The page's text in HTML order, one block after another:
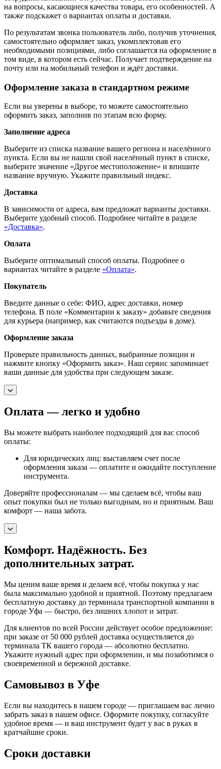
на вопросы, касающиеся качества товара, его особенностей. А
также подскажет о вариантах оплаты и доставки.
По результатам звонка пользователь либо, получив уточнения,
самостоятельно оформляет заказ, укомплектовав его
необходимыми позициями, либо соглашается на оформление в
том виде, в котором есть сейчас. Получает подтверждение на
почту или на мобильный телефон и ждёт доставки.
Оформление заказа в стандартном режиме
Если вы уверены в выборе, то можете самостоятельно
оформить заказ, заполнив по этапам всю форму.
Заполнение адреса
Выберите из списка название вашего региона и населённого
пункта. Если вы не нашли свой населённый пункт в списке,
выберите значение «Другое местоположение» и впишите
название вручную. Укажите правильный индекс.
Доставка
В зависимости от адреса, вам предложат варианты доставки.
Выберите удобный способ. Подробнее читайте в разделе
«Доставка».
Оплата
Выберите оптимальный способ оплаты. Подробнее о
вариантах читайте в разделе «Оплата».
Покупатель
Введите данные о себе: ФИО, адрес доставки, номер
телефона. В поле «Комментарии к заказу» добавьте сведения
для курьера (например, как считаются подъезды в доме).
Оформление заказа
Проверьте правильность данных, выбранные позиции и
нажмите кнопку «Оформить заказ». Наш сервис запоминает
ваши данные для удобства при следующем заказе.
Оплата — легко и удобно
Вы можете выбрать наиболее подходящий для вас способ
оплаты:
Для юридических лиц: выставляем счет после
оформления заказа — оплатите и ожидайте поступление
инструмента.
Доверяйте профессионалам — мы сделаем всё, чтобы ваш
опыт покупки был не только выгодным, но и приятным. Ваш
комфорт — наша забота.
Комфорт. Надёжность. Без
дополнительных затрат.
Мы ценим ваше время и делаем всё, чтобы покупка у нас
была максимально удобной и приятной. Поэтому предлагаем
бесплатную доставку до терминала транспортной компании в
городе Уфа — быстро, без лишних хлопот и затрат.
Для клиентов по всей России действует особое предложение:
при заказе от 50 000 рублей доставка осуществляется до
терминала ТК вашего города — абсолютно бесплатно.
Укажите нужный адрес при оформлении, и мы позаботимся о
своевременной и бережной доставке.
Самовывоз в Уфе
Если вы находитесь в нашем городе — приглашаем вас лично
забрать заказ в нашем офисе. Оформите покупку, согласуйте
удобное время — и ваш инструмент будет у вас в руках в
кратчайшие сроки.
Сроки доставки